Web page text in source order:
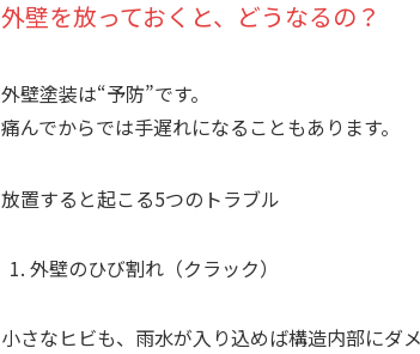
外壁を放っておくと、どうなるの？
外壁塗装は“予防”です。
痛んでからでは手遅れになることもあります。
放置すると起こる5つのトラブル
外壁のひび割れ（クラック）
小さなヒビも、雨水が入り込めば構造内部にダ